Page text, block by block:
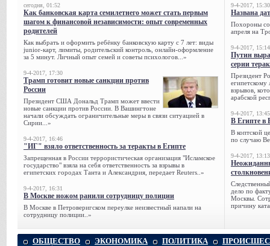
сегодня, 01:52
Как банковская карта семилетнего может стать первым
шагом к финансовой независимости: опыт современных
родителей
Как выбрать и оформить ребёнку банковскую карту с 7 лет: виды
junior-карт, лимиты, родительский контроль, онлайн-оформление
за 5 минут. Личный опыт семей и советы психологов...»
9-4-2017, 17:30
Трамп готовит новые санкции против
России
Президент США Дональд Трамп может ввести
новые санкции против России. В Вашингтоне
начали обсуждать ограничительные меры в связи ситуацией в
Сирии...»
9-4-2017, 16:46
"ИГ" взяло ответственность за теракты в Египте
Запрещенная в России террористическая организация "Исламское
государство" взяла на себя ответственность за взрывы в
египетских городах Танта и Александрия, передает Reuters..»
9-4-2017, 16:31
В Москве ножом ранили сотрудницу полиции
В Москве в Петроверигском переулке неизвестный напали на
сотрудницу полиции..»
9-4-2017, 15:30
Названа
Похороны
апреля на
9-4-2017, 15:14
Путин
серии
Президент
египетскому
взрывов,
арабской
9-4-2017, 13:45
В Египте в
В коптской
по случаю
9-4-2017, 13:13
дело по
Москвы.
причину
ОБЩЕСТВО ЭКОНОМИКА ПОЛИТИКА